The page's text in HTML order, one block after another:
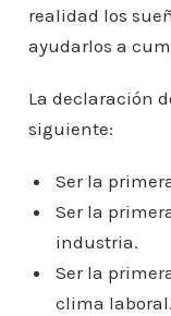
realidad los
ayudarlos a
La declaración
siguiente:
Ser la
Ser la
industria.
Ser la
clima laboral.